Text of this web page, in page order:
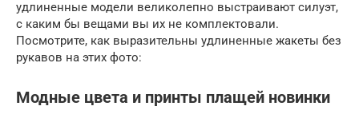
удлиненные модели великолепно выстраивают силуэт,
с каким бы вещами вы их не комплектовали.
Посмотрите, как выразительны удлиненные жакеты без
рукавов на этих фото:
Модные цвета и принты плащей новинки